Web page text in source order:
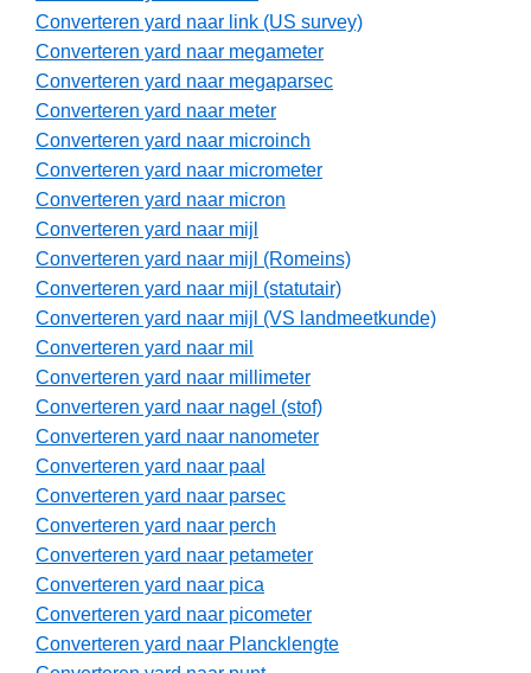
Converteren yard naar link (US survey)
Converteren yard naar megameter
Converteren yard naar megaparsec
Converteren yard naar meter
Converteren yard naar microinch
Converteren yard naar micrometer
Converteren yard naar micron
Converteren yard naar mijl
Converteren yard naar mijl (Romeins)
Converteren yard naar mijl (statutair)
Converteren yard naar mijl (VS landmeetkunde)
Converteren yard naar mil
Converteren yard naar millimeter
Converteren yard naar nagel (stof)
Converteren yard naar nanometer
Converteren yard naar paal
Converteren yard naar parsec
Converteren yard naar perch
Converteren yard naar petameter
Converteren yard naar pica
Converteren yard naar picometer
Converteren yard naar Plancklengte